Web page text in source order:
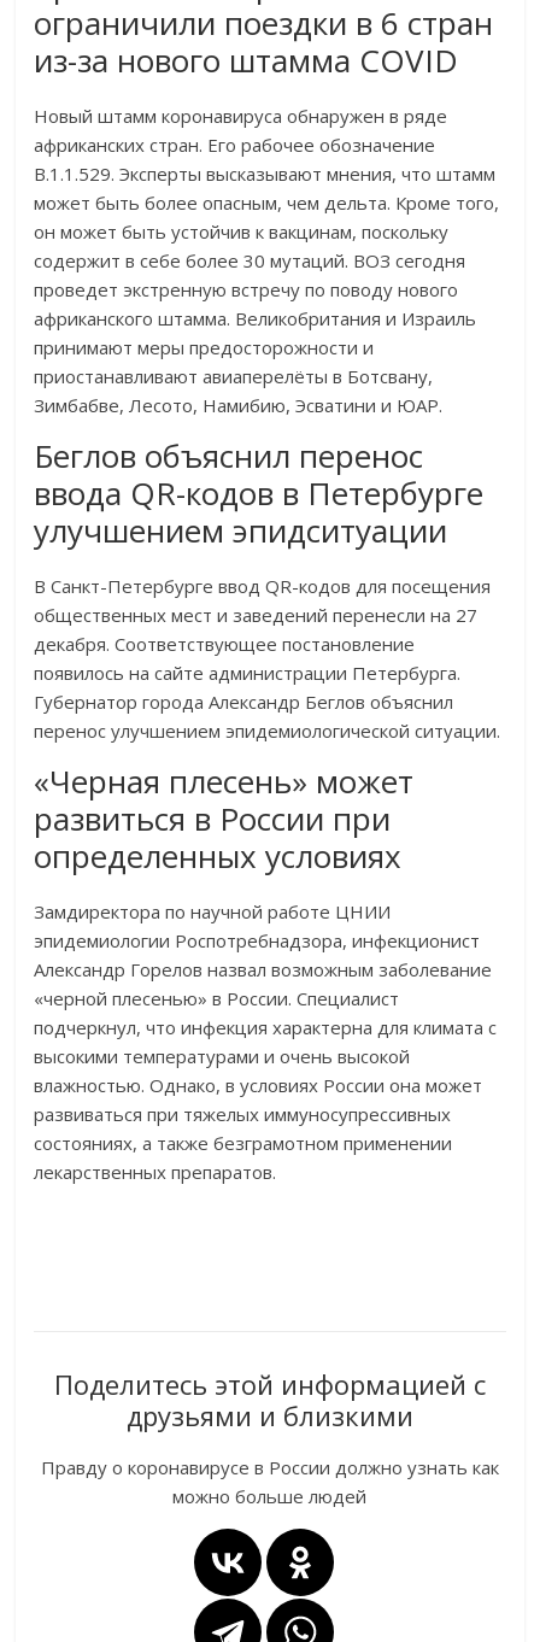
ограничили поездки в 6 стран
из-за нового штамма COVID
Новый штамм коронавируса обнаружен в ряде
африканских стран. Его рабочее обозначение
B.1.1.529. Эксперты высказывают мнения, что штамм
может быть более опасным, чем дельта. Кроме того,
он может быть устойчив к вакцинам, поскольку
содержит в себе более 30 мутаций. ВОЗ сегодня
проведет экстренную встречу по поводу нового
африканского штамма. Великобритания и Израиль
принимают меры предосторожности и
приостанавливают авиаперелёты в Ботсвану,
Зимбабве, Лесото, Намибию, Эсватини и ЮАР.
Беглов объяснил перенос
ввода QR-кодов в Петербурге
улучшением эпидситуации
В Санкт-Петербурге ввод QR-кодов для посещения
общественных мест и заведений перенесли на 27
декабря. Соответствующее постановление
появилось на сайте администрации Петербурга.
Губернатор города Александр Беглов объяснил
перенос улучшением эпидемиологической ситуации.
«Черная плесень» может
развиться в России при
определенных условиях
Замдиректора по научной работе ЦНИИ
эпидемиологии Роспотребнадзора, инфекционист
Александр Горелов назвал возможным заболевание
«черной плесенью» в России. Специалист
подчеркнул, что инфекция характерна для климата с
высокими температурами и очень высокой
влажностью. Однако, в условиях России она может
развиваться при тяжелых иммуносупрессивных
состояниях, а также безграмотном применении
лекарственных препаратов.
Поделитесь этой информацией с
друзьями и близкими
Правду о коронавирусе в России должно узнать как
можно больше людей